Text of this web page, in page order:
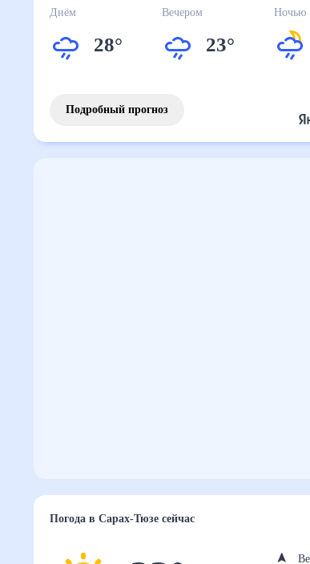
Днём
28°
Вечером
23°
Ночью
Подробный прогноз
Погода в Сарах-Тюзесейчас